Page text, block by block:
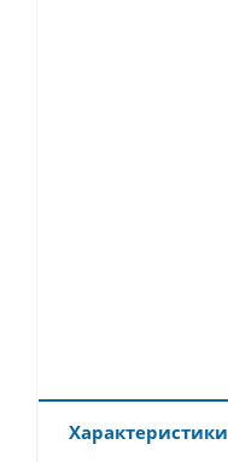
Характеристики